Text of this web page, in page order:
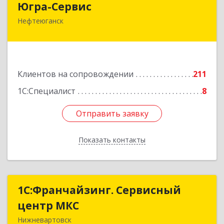
Югра-Сервис
Нефтеюганск
Клиентов на сопровождении
211
1С:Специалист
8
Отправить заявку
Показать контакты
628303, Ханты-Мансийский Автономный округ
Подробнее
Отправить заявку
Назад
1С:Франчайзинг. Сервисный
центр МКС
Нижневартовск
1С:Франчайзинг. Сервисный